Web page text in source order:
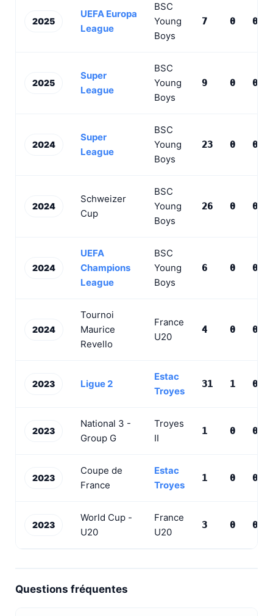
2025
UEFA Europa
League
BSC
Young
Boys
7 0 0
2025
Super
League
BSC
Young
Boys
9 0 0
2024
Super
League
BSC
Young
Boys
23 0 0
2024
Schweizer
Cup
BSC
Young
Boys
26 0 0
2024
UEFA
Champions
League
BSC
Young
Boys
6 0 0
2024
Tournoi
Maurice
Revello
France
U20
4 0 0
2023 Ligue 2
Estac
Troyes
31 1 0
2023
National 3 -
Group G
Troyes
II
1 0 0
2023
Coupe de
France
Estac
Troyes
1 0 0
2023
World Cup -
U20
France
U20
3 0 0
Questions fréquentes